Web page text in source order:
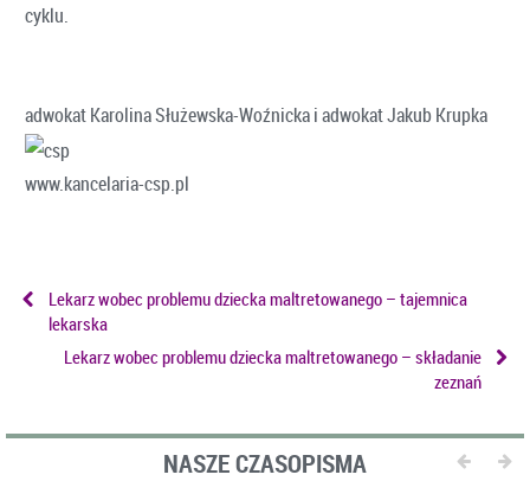
cyklu.
adwokat Karolina Służewska-Woźnicka i adwokat Jakub Krupka
www.kancelaria-csp.pl
Lekarz wobec problemu dziecka maltretowanego – tajemnica
lekarska
Lekarz wobec problemu dziecka maltretowanego – składanie
zeznań
NASZE CZASOPISMA